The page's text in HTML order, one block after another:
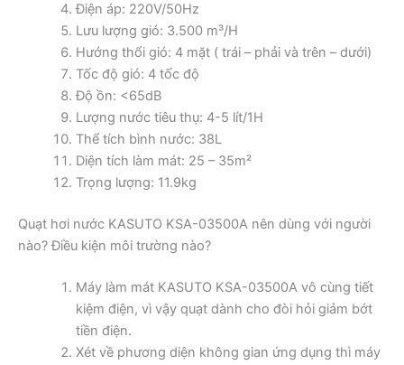
Điện áp: 220V/50Hz
Lưu lượng gió: 3.500 m³/H
Hướng thổi gió: 4 mặt ( trái – phải và trên – dưới)
Tốc độ gió: 4 tốc độ
Độ ồn: <65dB
Lượng nước tiêu thụ: 4-5 lít/1H
Thể tích bình nước: 38L
Diện tích làm mát: 25 – 35m²
Trọng lượng: 11.9kg
Quạt hơi nước KASUTO KSA-03500A nên dùng với người
nào? Điều kiện môi trường nào?
Máy làm mát KASUTO KSA-03500A vô cùng tiết
kiệm điện, vì vậy quạt dành cho đòi hỏi giảm bớt
tiền điện.
Xét về phương diện không gian ứng dụng thì máy